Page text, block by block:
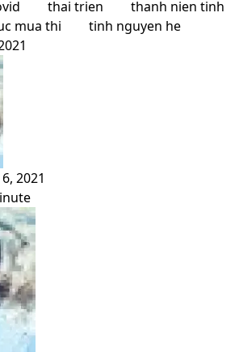
thai trien
thanh nien tinh
mua thi
tinh nguyen he
2021